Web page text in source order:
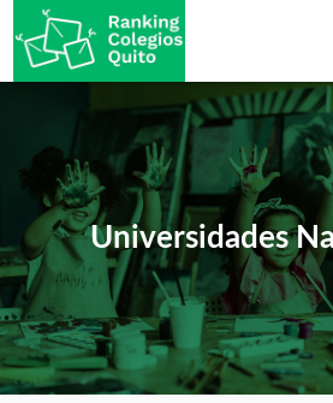
to
content
Universidades